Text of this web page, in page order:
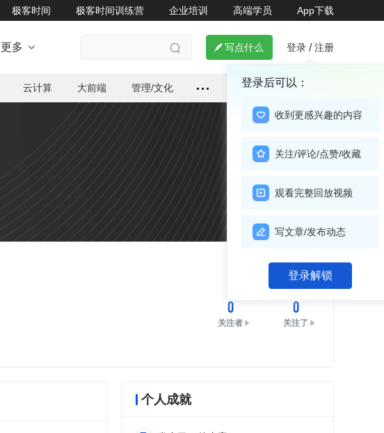
极客时间 极客时间训练营 企业培训 高端学员 App下载
更多    写点什么 登录 / 注册
登录后可以：
收到更感兴趣的内容
关注/评论/点赞/收藏
观看完整回放视频
写文章/发布动态
登录解锁
云计算 大前端 管理/文化
关注
0
关注者
0
关注了
个人成就